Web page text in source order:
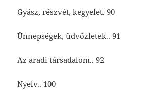
Gyász, részvét, kegyelet. 90
Ünnepségek, üdvözletek.. 91
Az aradi társadalom.. 92
Nyelv.. 100